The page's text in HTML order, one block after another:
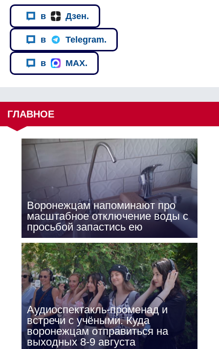
в Дзен.
в Telegram.
в MAX.
ГЛАВНОЕ
Воронежцам напоминают про
масштабное отключение воды с
просьбой запастись ею
Аудиоспектакль-променад и
встречи с учёными. Куда
воронежцам отправиться на
выходных 8-9 августа